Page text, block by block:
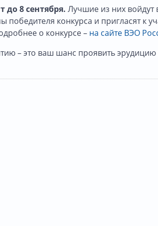
до 8 сентября. Лучшие из них войдут
победителя конкурса и пригласят к
о конкурсе – на сайте ВЭО
– это ваш шанс проявить эрудицию